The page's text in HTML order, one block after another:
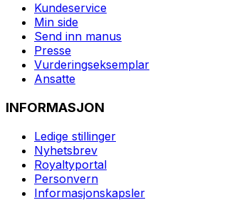
Kundeservice
Min side
Send inn manus
Presse
Vurderingseksemplar
Ansatte
INFORMASJON
Ledige stillinger
Nyhetsbrev
Royaltyportal
Personvern
Informasjonskapsler